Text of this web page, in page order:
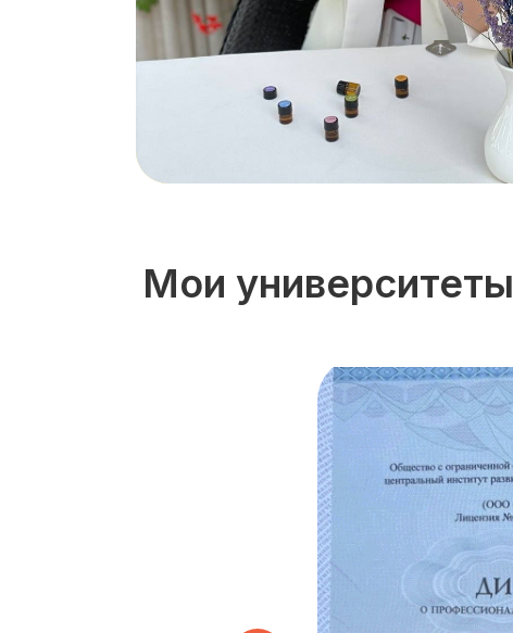
Мои университеты